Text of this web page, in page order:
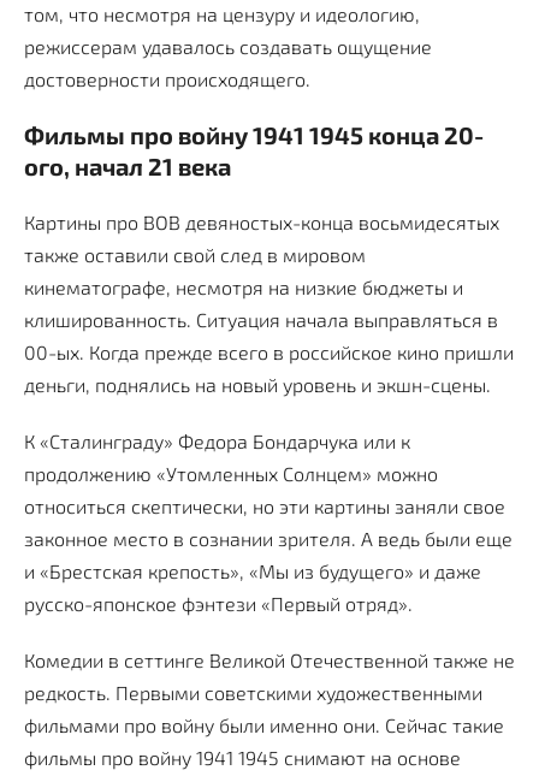
том, что несмотря на цензуру и идеологию,
режиссерам удавалось создавать ощущение
достоверности происходящего.
Фильмы про войну 1941 1945 конца 20-
ого, начал 21 века
Картины про ВОВ девяностых-конца восьмидесятых
также оставили свой след в мировом
кинематографе, несмотря на низкие бюджеты и
клишированность. Ситуация начала выправляться в
00-ых. Когда прежде всего в российское кино пришли
деньги, поднялись на новый уровень и экшн-сцены.
К «Сталинграду» Федора Бондарчука или к
продолжению «Утомленных Солнцем» можно
относиться скептически, но эти картины заняли свое
законное место в сознании зрителя. А ведь были еще
и «Брестская крепость», «Мы из будущего» и даже
русско-японское фэнтези «Первый отряд».
Комедии в сеттинге Великой Отечественной также не
редкость. Первыми советскими художественными
фильмами про войну были именно они. Сейчас такие
фильмы про войну 1941 1945 снимают на основе